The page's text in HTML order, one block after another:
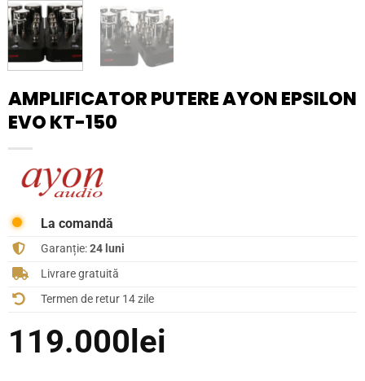
AMPLIFICATOR PUTERE AYON EPSILON
EVO KT-150
La comandă
Garanție:24 luni
Livrare gratuită
Termen de retur 14 zile
119.000 lei